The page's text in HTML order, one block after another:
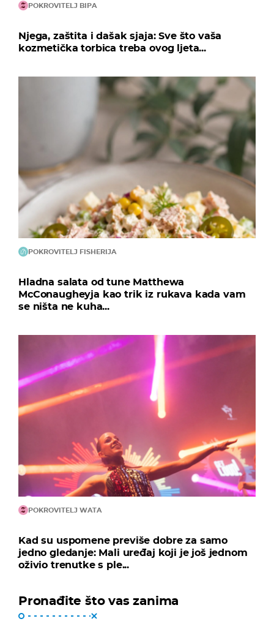
POKROVITELJ BIPA
Njega, zaštita i dašak sjaja: Sve što vaša
kozmetička torbica treba ovog ljeta...
POKROVITELJ FISHERIJA
Hladna salata od tune Matthewa
McConaugheyja kao trik iz rukava kada vam
se ništa ne kuha...
POKROVITELJ WATA
Kad su uspomene previše dobre za samo
jedno gledanje: Mali uređaj koji je još jednom
oživio trenutke s ple...
Pronađite što vas zanima